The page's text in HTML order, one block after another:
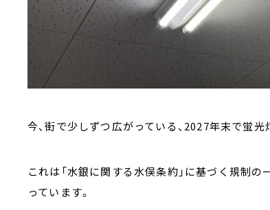
今、街で少しずつ広がっている、2027年末で蛍
これは「水銀に関する水俣条約」に基づく規制
っています。